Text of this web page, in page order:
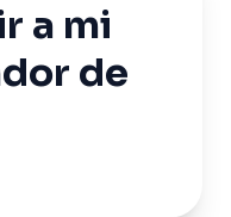
a mi
de